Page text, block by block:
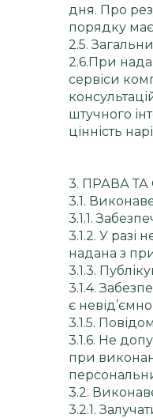
дня. Про
порядку
2.5.
2.6.При
сервіси
штучного
цінність
3. ПРАВА ТА
3.1.
3.1.1.
3.1.2. У
надана з
3.1.3.
3.1.4.
є
3.1.5.
3.1.6. Не
при
3.2.
3.2.1.